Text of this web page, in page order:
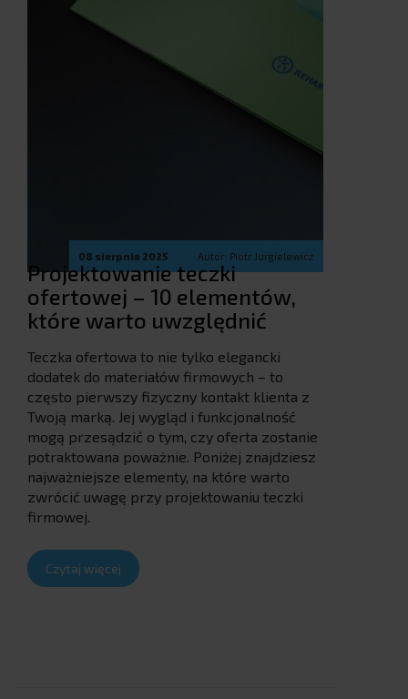
08 sierpnia 2025 Autor: Piotr Jurgielewicz
Projektowanie teczki
ofertowej – 10 elementów,
które warto uwzględnić
Teczka ofertowa to nie tylko elegancki
dodatek do materiałów firmowych – to
często pierwszy fizyczny kontakt klienta z
Twoją marką. Jej wygląd i funkcjonalność
mogą przesądzić o tym, czy oferta zostanie
potraktowana poważnie. Poniżej znajdziesz
najważniejsze elementy, na które warto
zwrócić uwagę przy projektowaniu teczki
firmowej.
Czytaj więcej